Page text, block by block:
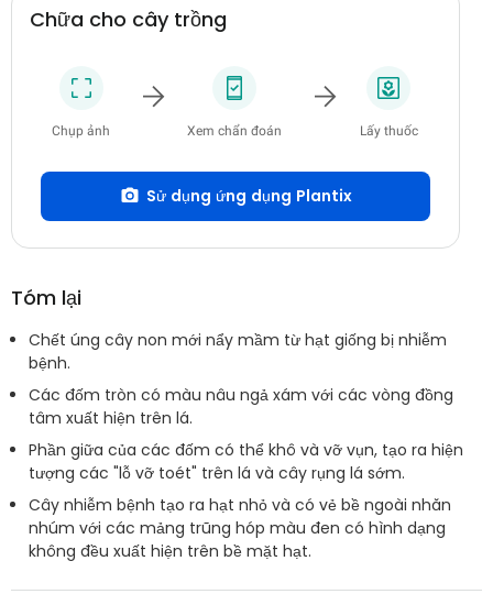
Chữa cho cây trồng
Chụp ảnh Xem chẩn đoán Lấy thuốc
Sử dụng ứng dụng Plantix
Tóm lại
Chết úng cây non mới nẩy mầm từ hạt giống bị nhiễm
bệnh.
Các đốm tròn có màu nâu ngả xám với các vòng đồng
tâm xuất hiện trên lá.
Phần giữa của các đốm có thể khô và vỡ vụn, tạo ra hiện
tượng các "lỗ vỡ toét" trên lá và cây rụng lá sớm.
Cây nhiễm bệnh tạo ra hạt nhỏ và có vẻ bề ngoài nhăn
nhúm với các mảng trũng hóp màu đen có hình dạng
không đều xuất hiện trên bề mặt hạt.